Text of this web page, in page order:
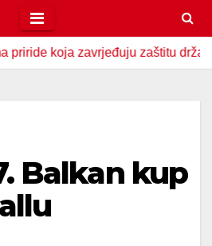
zavrjeđuju zaštitu države
Balkan kup